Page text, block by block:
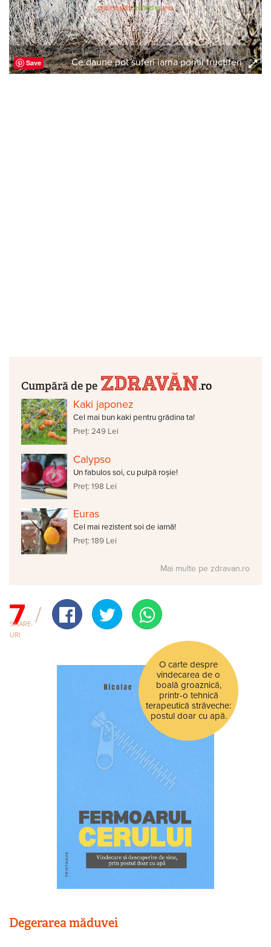
Save Ce daune pot suferi iarna pomii fructiferi
Cumpără de pe .ro
Kaki japonez
Cel mai bun kaki pentru grădina ta!
Preț: 249 Lei
Calypso
Un fabulos soi, cu pulpă roșie!
Preț: 198 Lei
Euras
Cel mai rezistent soi de iarnă!
Preț: 189 Lei
Mai multe pe zdravan.ro
7
SHARE-
URI
O carte despre
vindecarea de o
boală groaznică,
printr-o tehnică
terapeutică străveche:
postul doar cu apă.
Degerarea măduvei